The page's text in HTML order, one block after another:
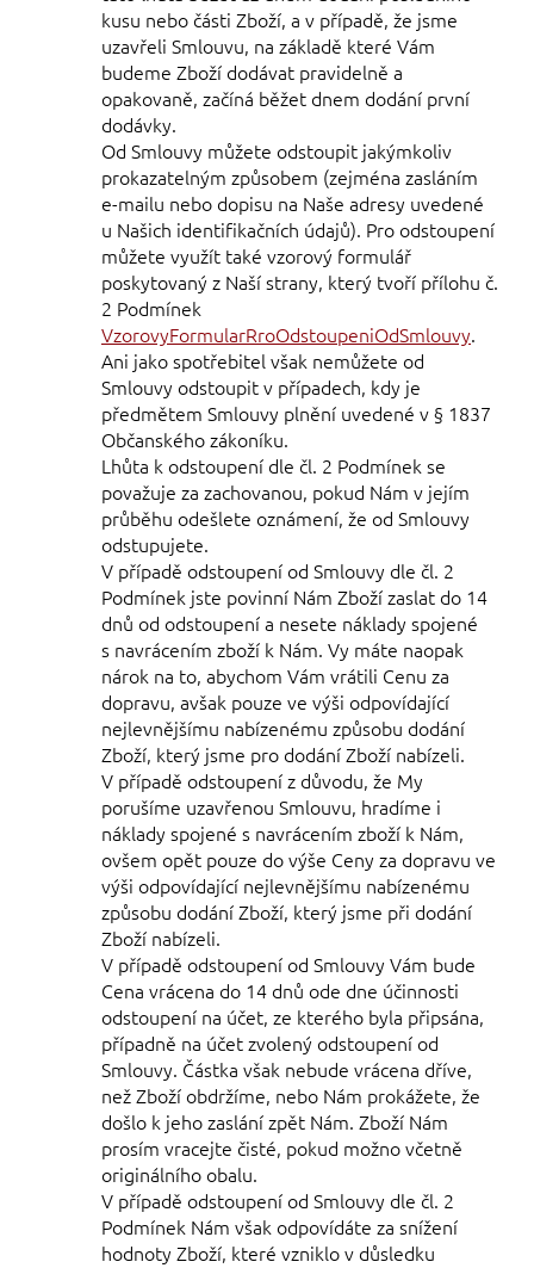
kusu nebo části Zboží, a v případě, že jsme
uzavřeli Smlouvu, na základě které Vám
budeme Zboží dodávat pravidelně a
opakovaně, začíná běžet dnem dodání první
dodávky.
Od Smlouvy můžete odstoupit jakýmkoliv
prokazatelným způsobem (zejména zasláním
e-mailu nebo dopisu na Naše adresy uvedené
u Našich identifikačních údajů). Pro odstoupení
můžete využít také vzorový formulář
poskytovaný z Naší strany, který tvoří přílohu č.
2 Podmínek
VzorovyFormularRroOdstoupeniOdSmlouvy.
Ani jako spotřebitel však nemůžete od
Smlouvy odstoupit v případech, kdy je
předmětem Smlouvy plnění uvedené v § 1837
Občanského zákoníku.
Lhůta k odstoupení dle čl. 2 Podmínek se
považuje za zachovanou, pokud Nám v jejím
průběhu odešlete oznámení, že od Smlouvy
odstupujete.
V případě odstoupení od Smlouvy dle čl. 2
Podmínek jste povinní Nám Zboží zaslat do 14
dnů od odstoupení a nesete náklady spojené
s navrácením zboží k Nám. Vy máte naopak
nárok na to, abychom Vám vrátili Cenu za
dopravu, avšak pouze ve výši odpovídající
nejlevnějšímu nabízenému způsobu dodání
Zboží, který jsme pro dodání Zboží nabízeli.
V případě odstoupení z důvodu, že My
porušíme uzavřenou Smlouvu, hradíme i
náklady spojené s navrácením zboží k Nám,
ovšem opět pouze do výše Ceny za dopravu ve
výši odpovídající nejlevnějšímu nabízenému
způsobu dodání Zboží, který jsme při dodání
Zboží nabízeli.
V případě odstoupení od Smlouvy Vám bude
Cena vrácena do 14 dnů ode dne účinnosti
odstoupení na účet, ze kterého byla připsána,
případně na účet zvolený odstoupení od
Smlouvy. Částka však nebude vrácena dříve,
než Zboží obdržíme, nebo Nám prokážete, že
došlo k jeho zaslání zpět Nám. Zboží Nám
prosím vracejte čisté, pokud možno včetně
originálního obalu.
V případě odstoupení od Smlouvy dle čl. 2
Podmínek Nám však odpovídáte za snížení
hodnoty Zboží, které vzniklo v důsledku